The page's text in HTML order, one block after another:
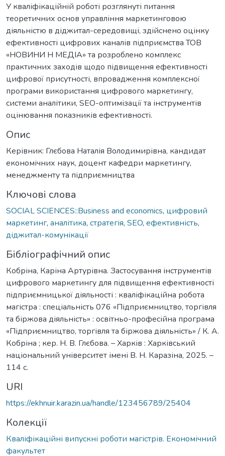
У кваліфікаційній роботі розглянуті питання
теоретичних основ управління маркетинговою
діяльністю в діджитал-середовищі, здійснено оцінку
ефективності цифрових каналів підприємства ТОВ
«НОВИНИ Н МЕДІА» та розроблено комплекс
практичних заходів щодо підвищення ефективності
цифрової присутності, впровадження комплексної
програми використання цифрового маркетингу,
системи аналітики, SEO-оптимізації та інструментів
оцінювання показників ефективності.
Опис
Керівник: Глєбова Наталія Володимирівна, кандидат
економічних наук, доцент кафедри маркетингу,
менеджменту та підприємництва
Ключові слова
SOCIAL SCIENCES::Business and economics, цифровий
маркетинг, аналітика, стратегія, SEO, ефективність,
діджитал-комунікації
Бібліографічний опис
Кобріна, Каріна Артурівна. Застосування інструментів
цифрового маркетингу для підвищення ефективності
підприємницької діяльності : кваліфікаційна робота
магістра : спеціальність 076 «Підприємництво, торгівля
та біржова діяльність» : освітньо-професійна програма
«Підприємництво, торгівля та біржова діяльність» / К. А.
Кобріна ; кер. Н. В. Глєбова. – Харків : Харківський
національний університет імені В. Н. Каразіна, 2025. –
114 с.
URI
https://ekhnuir.karazin.ua/handle/123456789/25404
Колекції
Кваліфікаційні випускні роботи магістрів. Економічний
факультет